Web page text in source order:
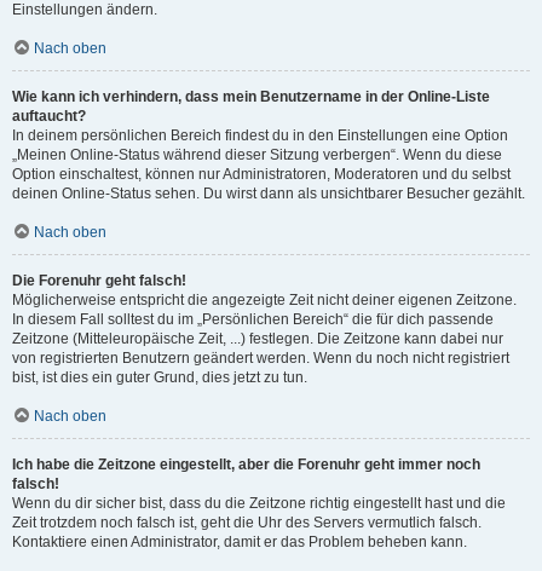
Einstellungen ändern.
Nach oben
Wie kann ich verhindern, dass mein Benutzername in der Online-Liste
auftaucht?
In deinem persönlichen Bereich findest du in den Einstellungen eine Option
„Meinen Online-Status während dieser Sitzung verbergen“. Wenn du diese
Option einschaltest, können nur Administratoren, Moderatoren und du selbst
deinen Online-Status sehen. Du wirst dann als unsichtbarer Besucher gezählt.
Nach oben
Die Forenuhr geht falsch!
Möglicherweise entspricht die angezeigte Zeit nicht deiner eigenen Zeitzone.
In diesem Fall solltest du im „Persönlichen Bereich“ die für dich passende
Zeitzone (Mitteleuropäische Zeit, ...) festlegen. Die Zeitzone kann dabei nur
von registrierten Benutzern geändert werden. Wenn du noch nicht registriert
bist, ist dies ein guter Grund, dies jetzt zu tun.
Nach oben
Ich habe die Zeitzone eingestellt, aber die Forenuhr geht immer noch
falsch!
Wenn du dir sicher bist, dass du die Zeitzone richtig eingestellt hast und die
Zeit trotzdem noch falsch ist, geht die Uhr des Servers vermutlich falsch.
Kontaktiere einen Administrator, damit er das Problem beheben kann.